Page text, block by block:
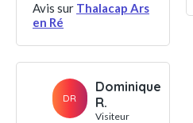
Avis sur Thalacap Ars
en Ré
DR
Dominique
R.
Visiteur